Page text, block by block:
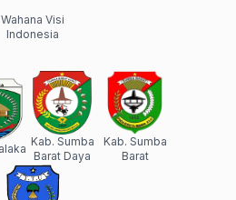
Wahana Visi
Indonesia
Kab. Sumba
Barat Daya
Kab. Sumba
Barat